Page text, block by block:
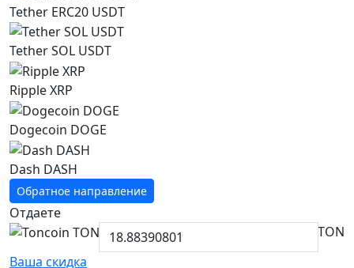
Tether ERC20 USDT
Tether SOL USDT
Ripple XRP
Dogecoin DOGE
Dash DASH
Обратное направление
Отдаете
TON
Ваша скидка